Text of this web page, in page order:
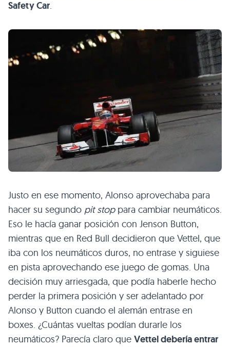
Safety Car.
Justo en ese momento, Alonso aprovechaba para
hacer su segundo pit stoppara cambiar neumáticos.
Eso le hacía ganar posición con Jenson Button,
mientras que en Red Bull decidieron que Vettel, que
iba con los neumáticos duros, no entrase y siguiese
en pista aprovechando ese juego de gomas. Una
decisión muy arriesgada, que podía haberle hecho
perder la primera posición y ser adelantado por
Alonso y Button cuando el alemán entrase en
boxes. ¿Cuántas vueltas podían durarle los
neumáticos? Parecía claro que Vettel debería entrar